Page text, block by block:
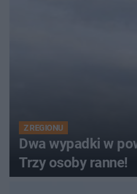
Z REGIONU
Dwa wypadki w
Trzy osoby ranne!